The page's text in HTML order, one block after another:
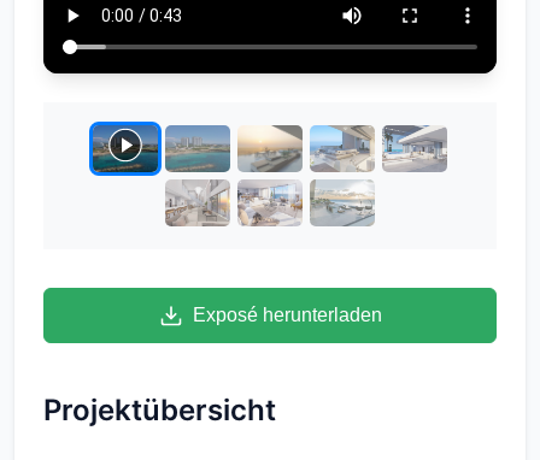
Exposé herunterladen
Projektübersicht